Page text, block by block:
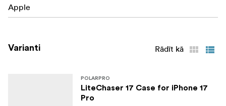
Apple
Varianti Rādīt kā
POLARPRO
LiteChaser 17 Case for iPhone 17
Pro